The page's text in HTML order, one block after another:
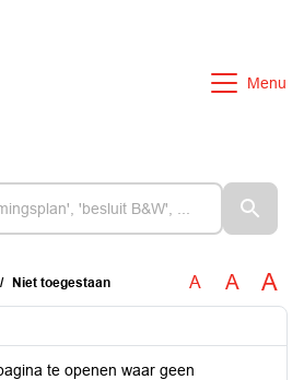
Menu
Niet toegestaan A A A
te openen waar geen